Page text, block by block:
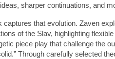
sharper continuations, and
captures that evolution. Zaven
of the Slav, highlighting
piece play that challenge the
Through carefully selected